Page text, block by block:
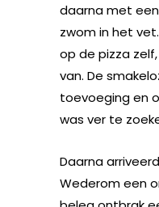
daarna met
zwom in het
op de pizza
van. De
toevoeging en
was ver te
Daarna
Wederom een